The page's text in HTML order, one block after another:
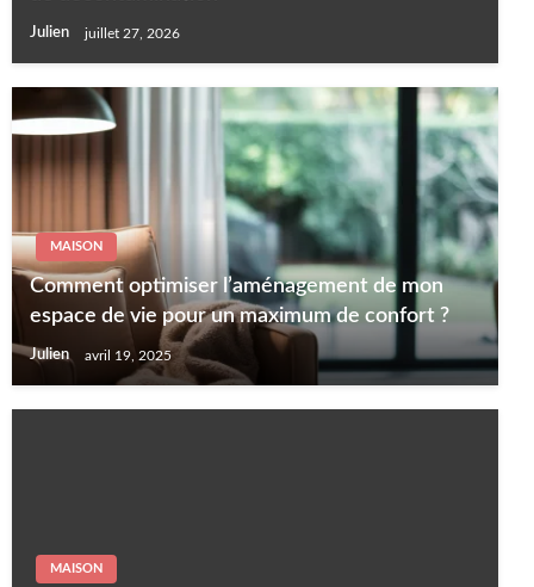
Julien juillet 27, 2026
MAISON
Comment optimiser l’aménagement de mon
espace de vie pour un maximum de confort ?
Julien avril 19, 2025
MAISON